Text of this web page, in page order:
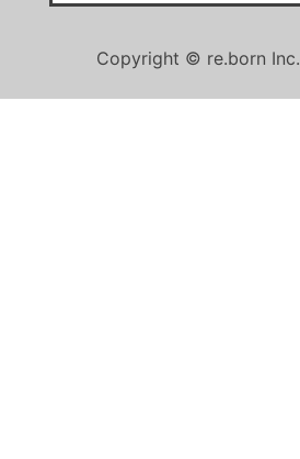
Copyright © re.born